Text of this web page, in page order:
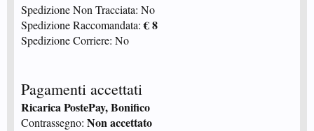
Spedizione Non Tracciata: No
Spedizione Raccomandata:€ 8
Spedizione Corriere: No
Pagamenti accettati
Ricarica PostePay, Bonifico
Contrassegno: Non accettato